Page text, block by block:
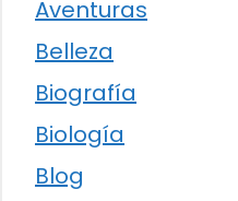
Aventuras
Belleza
Biografía
Biología
Blog